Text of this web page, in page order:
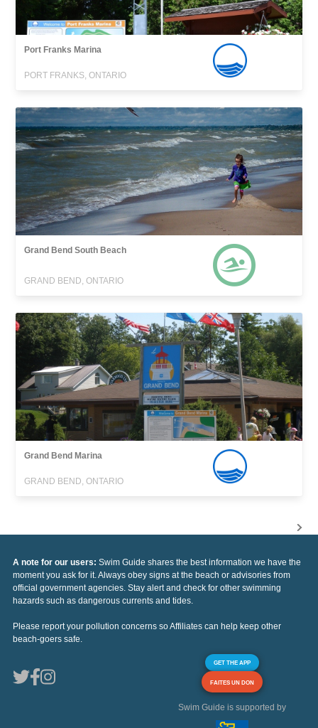
Port Franks Marina
PORT FRANKS, ONTARIO
Grand Bend South Beach
GRAND BEND, ONTARIO
Grand Bend Marina
GRAND BEND, ONTARIO
A note for our users: Swim Guide shares the best information we have the
moment you ask for it. Always obey signs at the beach or advisories from
official government agencies. Stay alert and check for other swimming
hazards such as dangerous currents and tides.
Please report your pollution concerns so Affiliates can help keep other
beach-goers safe.
GET THE APP
FAITES UN DON
Swim Guide is supported by